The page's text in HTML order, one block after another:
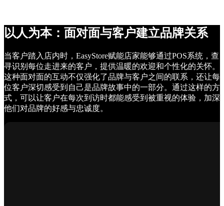
以人为本：面对面与客户建立品牌关系
当客户踏入店内时，EasyStore赋能店家能够通过POS系统，查
寻识别每位走进来的客户，提供温暖的欢迎和个性化的关怀。
这种面对面的互动不仅强化了品牌与客户之间的联系，还让每
位客户深切感受到自己是品牌故事中的一部分。通过这样的方
式，可以让客户在每次到访时都能感受到被重视的体验，加深
他们对品牌的好感与忠诚度。